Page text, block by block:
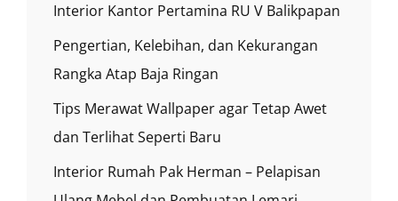
Interior Kantor Pertamina RU V Balikpapan
Pengertian, Kelebihan, dan Kekurangan
Rangka Atap Baja Ringan
Tips Merawat Wallpaper agar Tetap Awet
dan Terlihat Seperti Baru
Interior Rumah Pak Herman – Pelapisan